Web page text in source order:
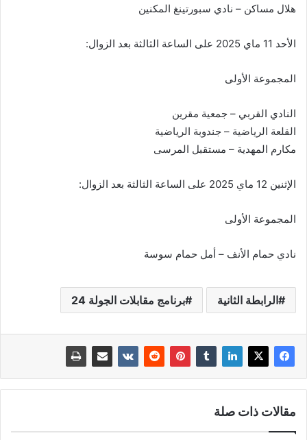
هلال مساكن – نادي سبورتينغ المكنين
الأحد 11 ماي 2025 على الساعة الثالثة بعد الزوال:
المجموعة الأولى
النادي القربي – جمعية مقرين
القلعة الرياضية – جندوبة الرياضية
مكارم المهدية – مستقبل المرسى
الإثنين 12 ماي 2025 على الساعة الثالثة بعد الزوال:
المجموعة الأولى
نادي حمام الأنف – أمل حمام سوسة
الرابطة الثانية برنامج مقابلات الجولة 24
مقالات ذات صلة